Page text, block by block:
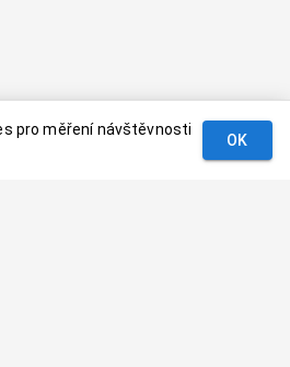
pro měření návštěvnosti
OK